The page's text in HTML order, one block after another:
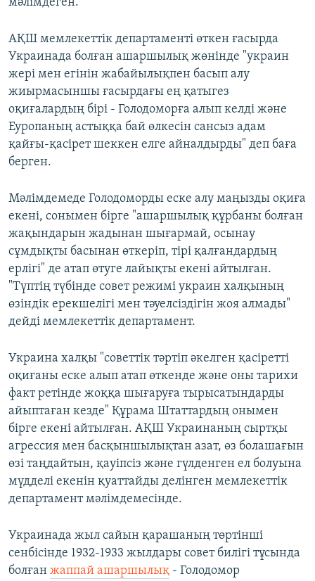
мәлімдеген.
АҚШ мемлекеттік департаменті өткен ғасырда
Украинада болған ашаршылық жөнінде "украин
жері мен егінін жабайылықпен басып алу
жиырмасыншы ғасырдағы ең қатыгез
оқиғалардың бірі - Голодоморға алып келді және
Еуропаның астыққа бай өлкесін сансыз адам
қайғы-қасірет шеккен елге айналдырды" деп баға
берген.
Мәлімдемеде Голодоморды еске алу маңызды оқиға
екені, сонымен бірге "ашаршылық құрбаны болған
жақындарын жадынан шығармай, осынау
сұмдықты басынан өткеріп, тірі қалғандардың
ерлігі" де атап өтуге лайықты екені айтылған.
"Түптің түбінде совет режимі украин халқының
өзіндік ерекшелігі мен тәуелсіздігін жоя алмады"
дейді мемлекеттік департамент.
Украина халқы "советтік тәртіп әкелген қасіретті
оқиғаны еске алып атап өткенде және оны тарихи
факт ретінде жоққа шығаруға тырысатындарды
айыптаған кезде" Құрама Штаттардың онымен
бірге екені айтылған. АҚШ Украинаның сыртқы
агрессия мен басқыншылықтан азат, өз болашағын
өзі таңдайтын, қауіпсіз және гүлденген ел болуына
мүдделі екенін қуаттайды делінген мемлекеттік
департамент мәлімдемесінде.
Украинада жыл сайын қарашаның төртінші
сенбісінде 1932-1933 жылдары совет билігі тұсында
болған жаппай ашаршылық - Голодомор